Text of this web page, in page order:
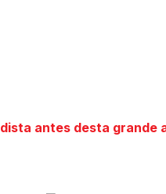
antes desta grande